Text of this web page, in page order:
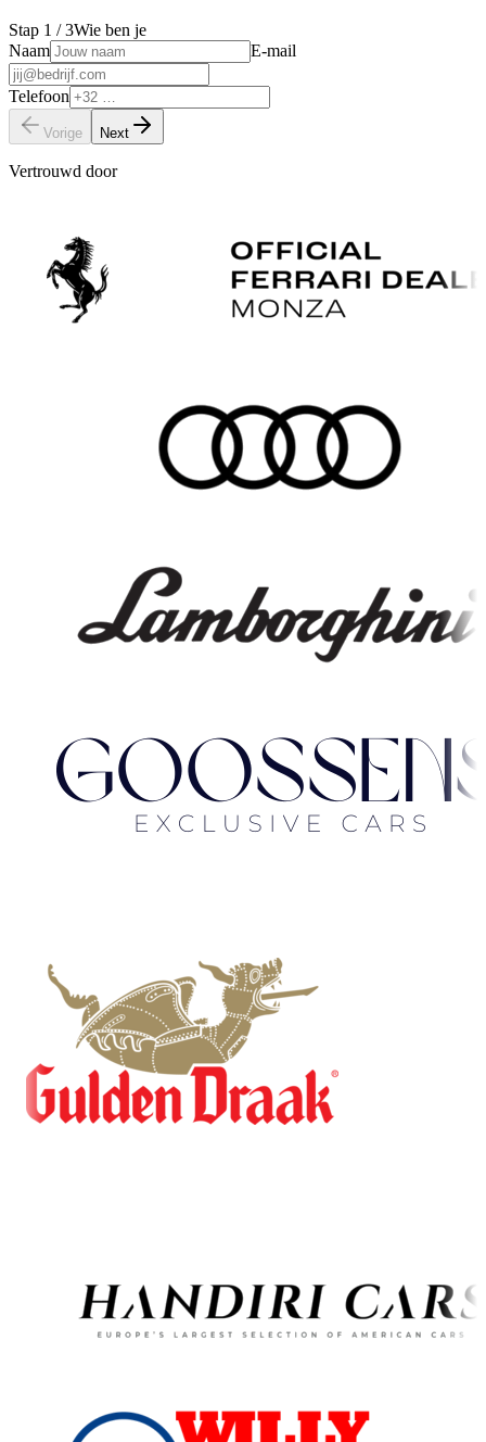
Stap 1 / 3Wie ben je
Naam
E-mail
Telefoon
Vorige Next
Vertrouwd door